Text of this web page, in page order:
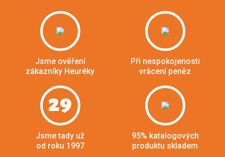
Jsme ověření
zákazníky Heuréky
Při nespokojenosti
vrácení peněz
29
Jsme tady už
od roku 1997
95% katalogových
produktu skladem